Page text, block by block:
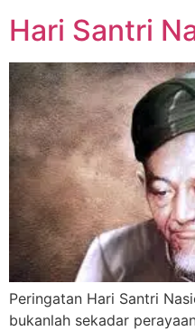
Hari Santri
Peringatan Hari Santri
bukanlah sekadar